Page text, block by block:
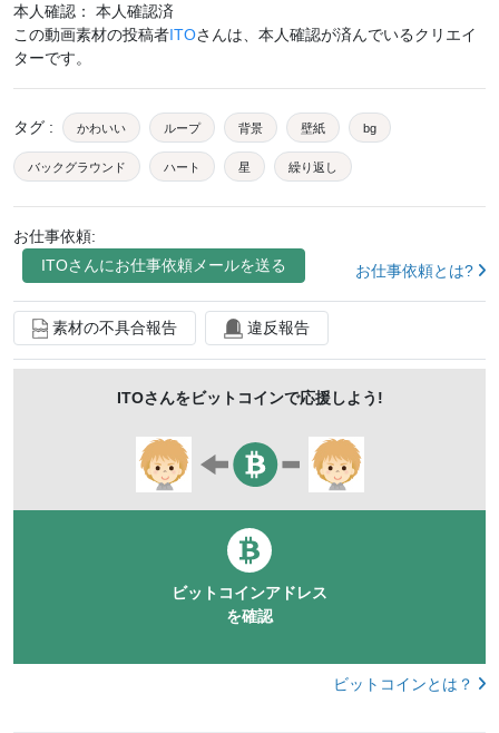
本人確認： 本人確認済
この動画素材の投稿者ITOさんは、本人確認が済んでいるクリエイ
ターです。
タグ : かわいい ループ 背景 壁紙 bg
バックグラウンド ハート 星 繰り返し
ポップ キュート スター 夢かわ 夢
夢かわいい
ふんわり
お仕事依頼:
ITOさんにお仕事依頼メールを送る お仕事依頼とは?
素材の不具合報告 違反報告
ITOさんをビットコインで応援しよう!
ビットコインアドレス
を確認
ビットコインとは？